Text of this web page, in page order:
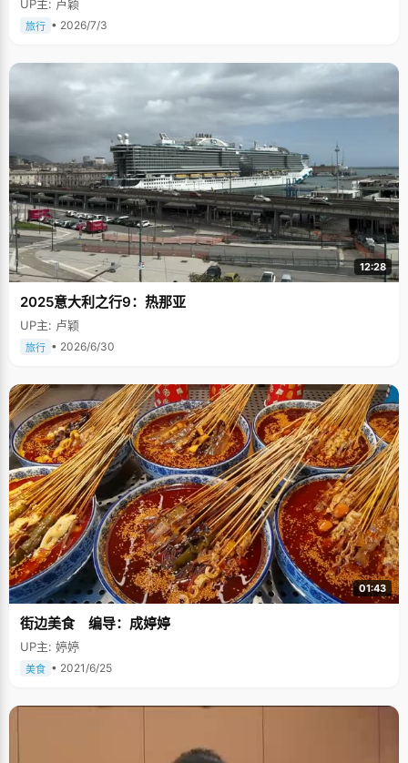
UP主: 卢颖
旅行 • 2026/7/3
12:28
2025意大利之行9：热那亚
UP主: 卢颖
旅行 • 2026/6/30
01:43
街边美食 编导：成婷婷
UP主: 婷婷
美食 • 2021/6/25